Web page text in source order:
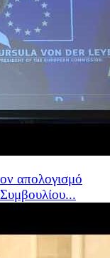
απολογισμό